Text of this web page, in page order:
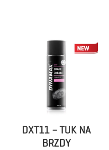
DXT11 – TUK NA
BRZDY